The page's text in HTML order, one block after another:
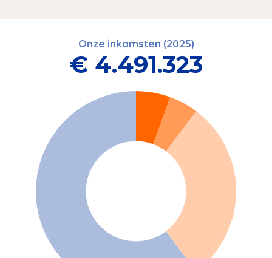
Onze inkomsten (2025)
€ 4.491.323